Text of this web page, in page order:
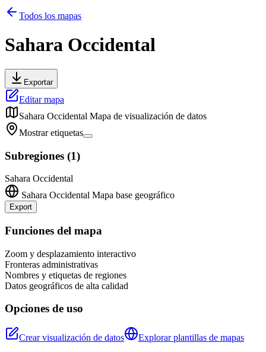
Todos los mapas
Sahara Occidental
Exportar
Editar mapa
Sahara Occidental Mapa de visualización de datos
Mostrar etiquetas
Subregiones (1)
Sahara Occidental
Sahara Occidental Mapa base geográfico
Export
+
Funciones del mapa
Zoom y desplazamiento interactivo
Fronteras administrativas
Nombres y etiquetas de regiones
Datos geográficos de alta calidad
Opciones de uso
Crear visualización de datos
Explorar plantillas de mapas